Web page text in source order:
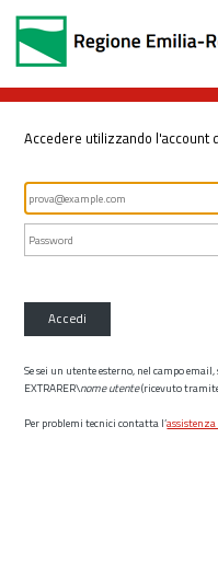
Accedere utilizzando l'account
Accedi
Se sei un utente esterno, nel campo
EXTRARER\nome utente(ricevuto
Per problemi tecnici contatta l’